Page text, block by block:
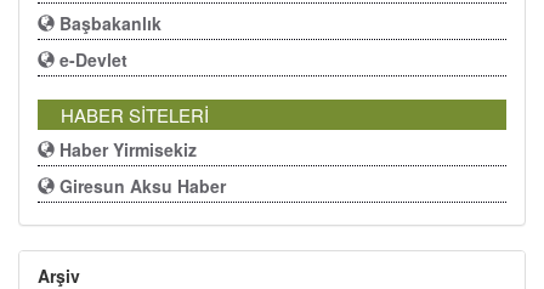
Başbakanlık
e-Devlet
HABER SİTELERİ
Haber Yirmisekiz
Giresun Aksu Haber
Arşiv